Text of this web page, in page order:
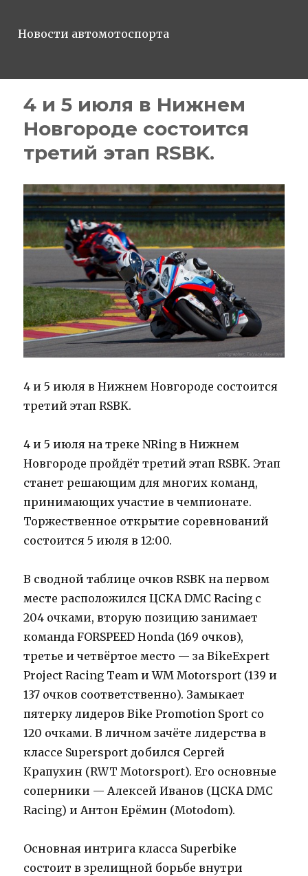
Новости автомотоспорта
4 и 5 июля в Нижнем
Новгороде состоится
третий этап RSBK.
4 и 5 июля в Нижнем Новгороде состоится
третий этап RSBK.
4 и 5 июля на треке NRing в Нижнем
Новгороде пройдёт третий этап RSBK. Этап
станет решающим для многих команд,
принимающих участие в чемпионате.
Торжественное открытие соревнований
состоится 5 июля в 12:00.
В сводной таблице очков RSBK на первом
месте расположился ЦСКА DMC Racing c
204 очками, вторую позицию занимает
команда FORSPEED Honda (169 очков),
третье и четвёртое место — за BikeExpert
Project Racing Team и WM Motorsport (139 и
137 очков соответственно). Замыкает
пятерку лидеров Bike Promotion Sport cо
120 очками. В личном зачёте лидерства в
классе Supersport добился Сергей
Крапухин (RWT Motorsport). Его основные
соперники — Алексей Иванов (ЦСКА DMC
Racing) и Антон Ерёмин (Motodom).
Основная интрига класса Superbike
состоит в зрелищной борьбе внутри